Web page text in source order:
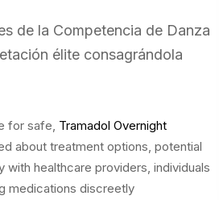
de la Competencia de Danza
élite consagrándola
for safe, Tramadol Overnight
about treatment options, potential
with healthcare providers, individuals
medications discreetly